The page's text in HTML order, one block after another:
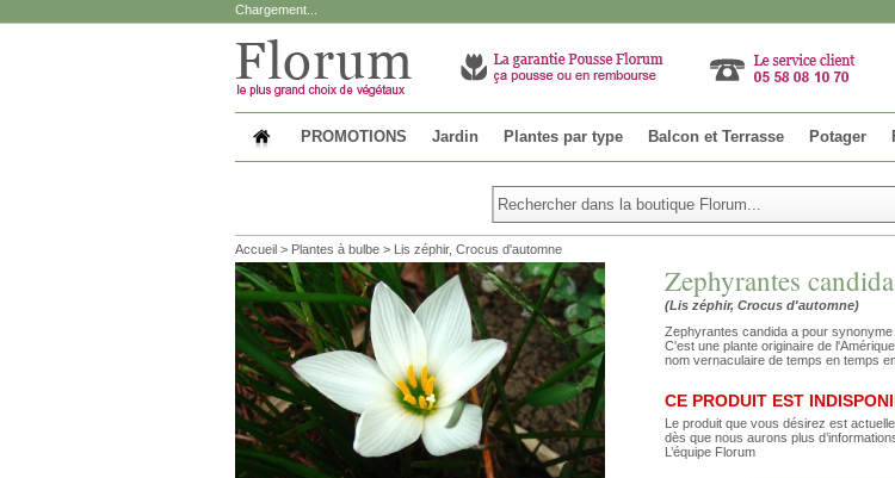
Chargement...
PROMOTIONS Jardin Plantes par type Balcon et Terrasse Potager
Accueil > Plantes à bulbe > Lis zéphir, Crocus d'automne
Zephyrantes candida
(Lis zéphir, Crocus d'automne)
Zephyrantes candida a pour synonyme
C'est une plante originaire de
nom vernaculaire de temps en temps
CE PRODUIT EST
Le produit que vous désirez est
dès que nous aurons plus
L’équipe Florum